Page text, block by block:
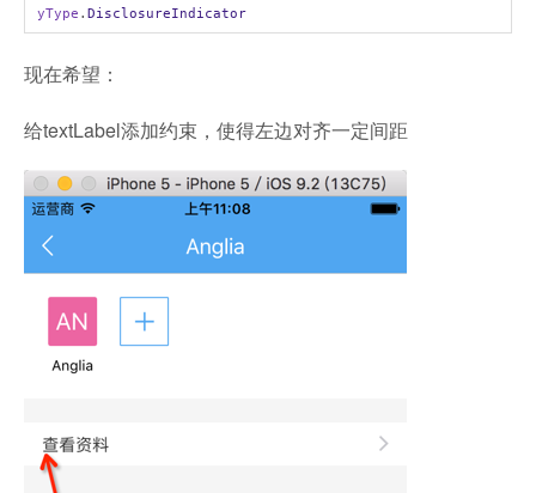
yType . DisclosureIndicator
现在希望：
给textLabel添加约束，使得左边对齐一定间距